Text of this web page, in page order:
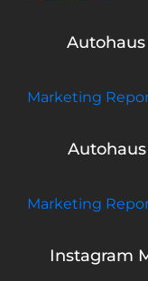
Marketing
Marketing
Instagram